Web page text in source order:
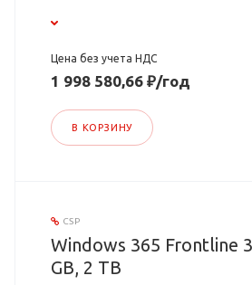
Цена без учета НДС
1 998 580,66 ₽/год
В КОРЗИНУ
CSP
Windows 365 Frontline
GB, 2 TB